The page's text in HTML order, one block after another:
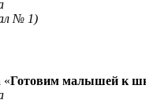
№ 1)
«Готовим малышей к